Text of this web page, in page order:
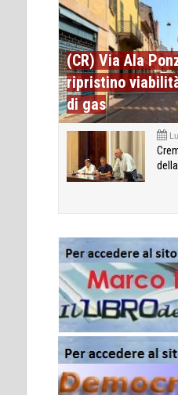
(CR) Via Ala
ripristino
di gas